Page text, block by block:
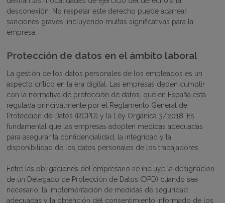
desconexión. No respetar este derecho puede acarrear
sanciones graves, incluyendo multas significativas para la
empresa.
Protección de datos en el ámbito laboral
La gestión de los datos personales de los empleados es un
aspecto crítico en la era digital. Las empresas deben cumplir
con la normativa de protección de datos, que en España está
regulada principalmente por el Reglamento General de
Protección de Datos (RGPD) y la Ley Orgánica 3/2018. Es
fundamental que las empresas adopten medidas adecuadas
para asegurar la confidencialidad, la integridad y la
disponibilidad de los datos personales de los trabajadores.
Entre las obligaciones del empresario se incluye la designación
de un Delegado de Protección de Datos (DPD) cuando sea
necesario, la implementación de medidas de seguridad
adecuadas y la obtención del consentimiento informado de los